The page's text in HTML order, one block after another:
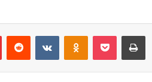
PinterestReddit VKontakteOdnoklassniki
Pocket